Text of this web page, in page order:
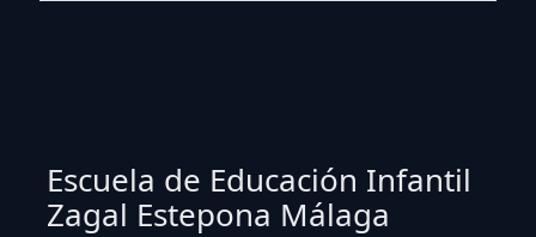
Escuela de Educación Infantil
Zagal Estepona Málaga